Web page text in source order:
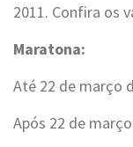
2011. Confira os
Maratona:
Até 22 de março
Após 22 de